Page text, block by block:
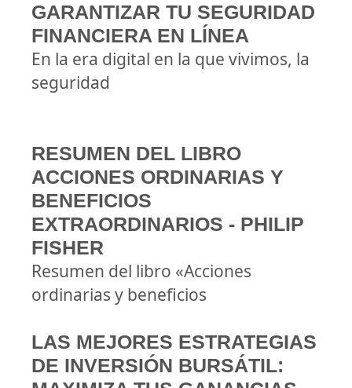
GARANTIZAR TU SEGURIDAD
FINANCIERA EN LÍNEA
En la era digital en la que vivimos, la
seguridad
RESUMEN DEL LIBRO
ACCIONES ORDINARIAS Y
BENEFICIOS
EXTRAORDINARIOS - PHILIP
FISHER
Resumen del libro «Acciones
ordinarias y beneficios
LAS MEJORES ESTRATEGIAS
DE INVERSIÓN BURSÁTIL: